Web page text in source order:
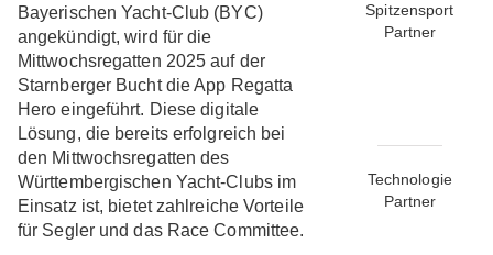
Bayerischen Yacht-Club (BYC)
angekündigt, wird für die
Mittwochsregatten 2025 auf der
Starnberger Bucht die App Regatta
Hero eingeführt. Diese digitale
Lösung, die bereits erfolgreich bei
den Mittwochsregatten des
Württembergischen Yacht-Clubs im
Einsatz ist, bietet zahlreiche Vorteile
für Segler und das Race Committee.
Spitzensport
Partner
Technologie
Partner